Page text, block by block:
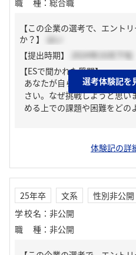
職種 ： 総合職
【この企業の選考で、エント
か？】
はい
【提出時期】
2024年10月下旬
【ESで聞かれた質問】
あなたが自ら挑戦し、やり抜
さい。なぜ挑戦しようと思
める上での課題や困難をどの
体験記の詳
選考体験記を
25年卒 文系
性別非公開
学校名 ： 非公開
職種 ： 非公開